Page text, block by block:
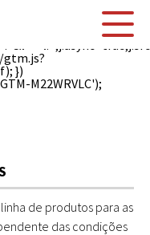
})
M22WRVLC');
de produtos para as
das condições